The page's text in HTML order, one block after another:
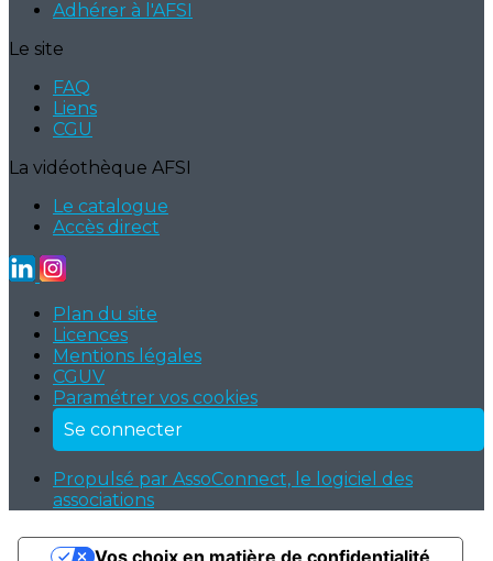
Adhérer à l'AFSI
Le site
FAQ
Liens
CGU
La vidéothèque AFSI
Le catalogue
Accès direct
Plan du site
Licences
Mentions légales
CGUV
Paramétrer vos cookies
Se connecter
Propulsé par AssoConnect, le logiciel des
associations
Vos choix en matière de confidentialité